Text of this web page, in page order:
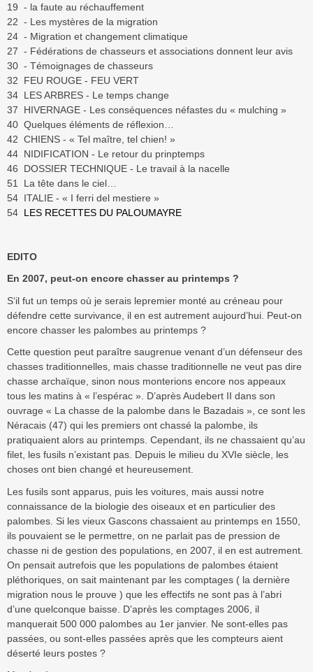
19 - la faute au réchauffement
22 - Les mystères de la migration
24 - Migration et changement climatique
27 - Fédérations de chasseurs et associations donnent leur avis
30 - Témoignages de chasseurs
32 FEU ROUGE - FEU VERT
34 LES ARBRES - Le temps change
37 HIVERNAGE - Les conséquences néfastes du « mulching »
40 Quelques éléments de réflexion…
42 CHIENS - « Tel maître, tel chien! »
44 NIDIFICATION - Le retour du prinptemps
46 DOSSIER TECHNIQUE - Le travail à la nacelle
51 La tête dans le ciel…
54 ITALIE - « I ferri del mestiere »
54 LES RECETTES DU PALOUMAYRE
EDITO
En 2007, peut-on encore chasser au printemps ?
S‘il fut un temps où je serais lepremier monté au créneau pour
défendre cette survivance, il en est autrement aujourd’hui. Peut-on
encore chasser les palombes au printemps ?
Cette question peut paraître saugrenue venant d’un défenseur des
chasses traditionnelles, mais chasse traditionnelle ne veut pas dire
chasse archaïque, sinon nous monterions encore nos appeaux
tous les matins à « l’espérac ». D’après Audebert II dans son
ouvrage « La chasse de la palombe dans le Bazadais », ce sont les
Néracais (47) qui les premiers ont chassé la palombe, ils
pratiquaient alors au printemps. Cependant, ils ne chassaient qu’au
filet, les fusils n’existant pas. Depuis le milieu du XVIe siècle, les
choses ont bien changé et heureusement.
Les fusils sont apparus, puis les voitures, mais aussi notre
connaissance de la biologie des oiseaux et en particulier des
palombes. Si les vieux Gascons chassaient au printemps en 1550,
ils pouvaient se le permettre, on ne parlait pas de pression de
chasse ni de gestion des populations, en 2007, il en est autrement.
On pensait autrefois que les populations de palombes étaient
pléthoriques, on sait maintenant par les comptages ( la dernière
migration nous le prouve ) que les effectifs ne sont pas à l’abri
d’une quelconque baisse. D’après les comptages 2006, il
manquerait 500 000 palombes au 1er janvier. Ne sont-elles pas
passées, ou sont-elles passées après que les compteurs aient
déserté leurs postes ?